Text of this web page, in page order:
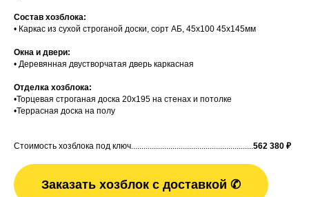
Состав хозблока:
• Каркас из сухой строганой доски, сорт АБ, 45х100 45х145мм
Окна и двери:
• Деревянная двустворчатая дверь каркасная
Отделка хозблока:
•Торцевая строганая доска 20x195 на стенах и потолке
•Террасная доска на полу
Стоимость хозблока под ключ...........................................................562 380 ₽
Заказать хозблок с доставкой ✆